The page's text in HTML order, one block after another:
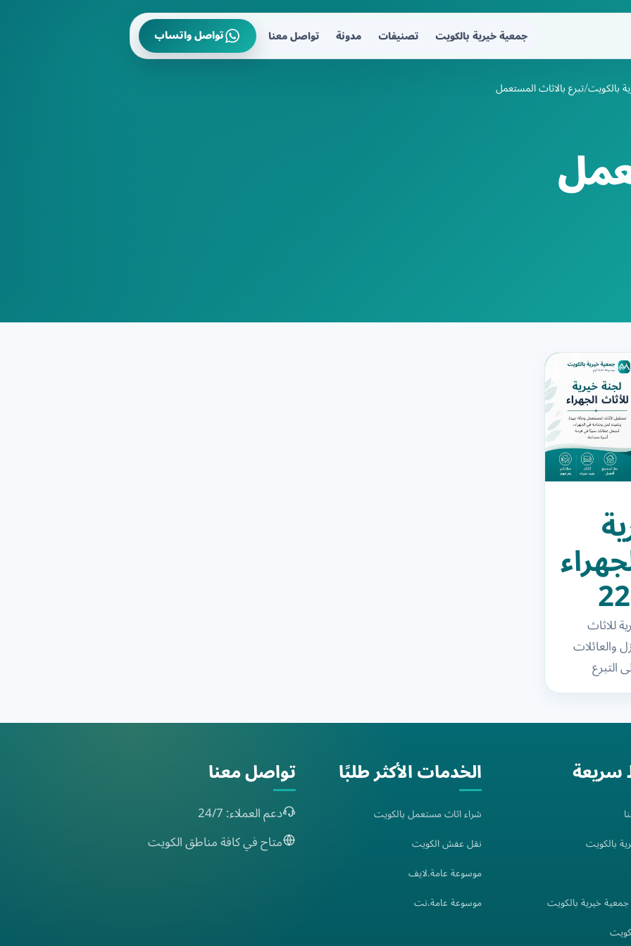
جمعية خيرية بالكويت تصنيفات مدونة تواصل معنا تواصل واتساب
بالكويت تبرع بالاثاث المستعمل
للاثاث
والعائلات
منظمة،
سريعة
بالكويت
خيرية بالكويت
الخدمات الأكثر طلبًا
شراء اثاث مستعمل بالكويت
نقل عفش الكويت
موسوعة عامة.لايف
موسوعة عامة.نت
تواصل معنا
دعم العملاء: 24/7
متاح في كافة مناطق الكويت